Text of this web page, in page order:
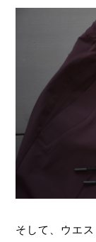
そして、ウエ